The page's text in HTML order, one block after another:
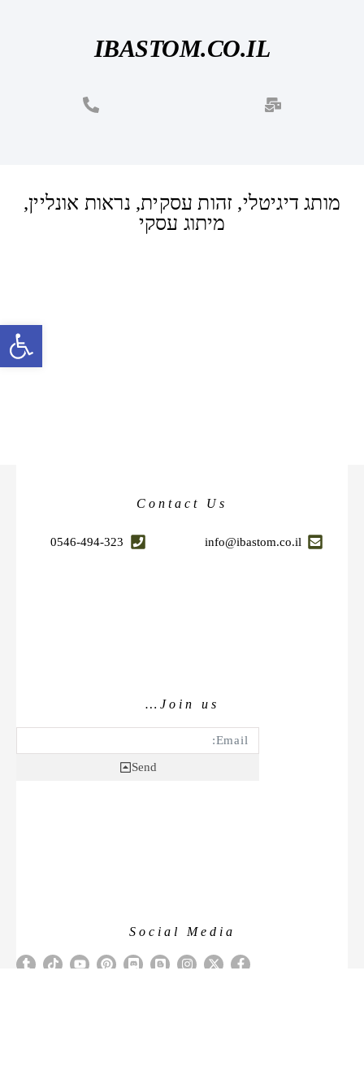
פתח סרגל נגישות
IBASTOM.CO.IL
מותג דיגיטלי, זהות עסקית, נראות אונליין,
מיתוג עסקי
Contact Us
info@ibastom.co.il
0546-494-323
Join us…
Send
Social Media